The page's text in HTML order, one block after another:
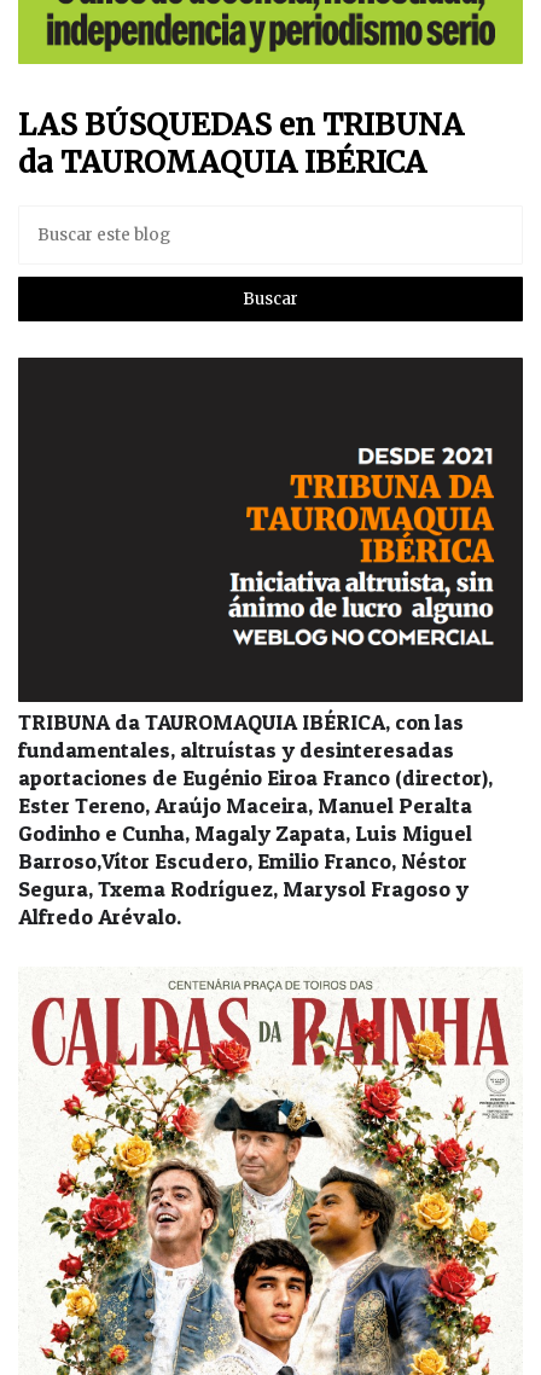
LAS BÚSQUEDAS en TRIBUNA
da TAUROMAQUIA IBÉRICA
TRIBUNA da TAUROMAQUIA IBÉRICA, con las
fundamentales, altruístas y desinteresadas
aportaciones de Eugénio Eiroa Franco (director),
Ester Tereno, Araújo Maceira, Manuel Peralta
Godinho e Cunha, Magaly Zapata, Luis Miguel
Barroso,Vítor Escudero, Emilio Franco, Néstor
Segura, Txema Rodríguez, Marysol Fragoso y
Alfredo Arévalo.